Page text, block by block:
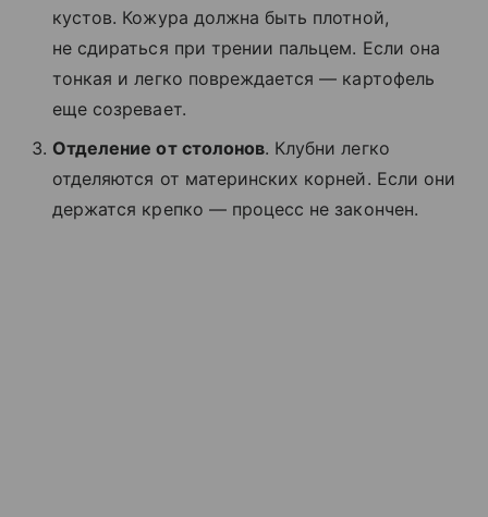
кустов. Кожура должна быть плотной,
не сдираться при трении пальцем. Если она
тонкая и легко повреждается — картофель
еще созревает.
Отделение от столонов. Клубни легко
отделяются от материнских корней. Если они
держатся крепко — процесс не закончен.